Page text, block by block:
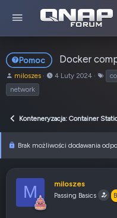
Pomoc Docker
A
u
t
r
m
a
t
u
miloszes
o
4 Luty 2024
a
network
Konteneryzacja: Container
Brak możliwości dodawania
M miloszes
Passing Basics